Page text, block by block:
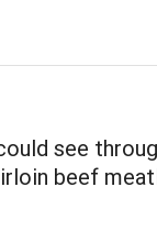
see
beef